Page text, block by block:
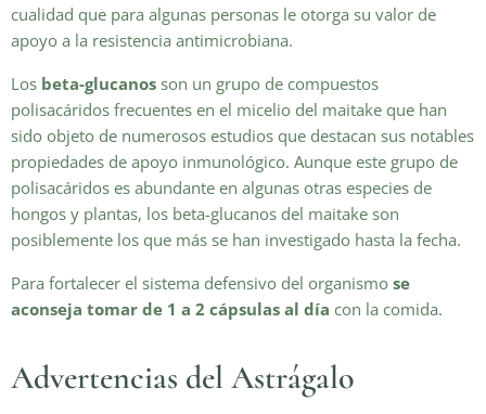
cualidad que para algunas personas le otorga su valor de
apoyo a la resistencia antimicrobiana.
Los beta-glucanos son un grupo de compuestos
polisacáridos frecuentes en el micelio del maitake que han
sido objeto de numerosos estudios que destacan sus notables
propiedades de apoyo inmunológico. Aunque este grupo de
polisacáridos es abundante en algunas otras especies de
hongos y plantas, los beta-glucanos del maitake son
posiblemente los que más se han investigado hasta la fecha.
Para fortalecer el sistema defensivo del organismo se
aconseja tomar de 1 a 2 cápsulas al día con la comida.
Advertencias del Astrágalo